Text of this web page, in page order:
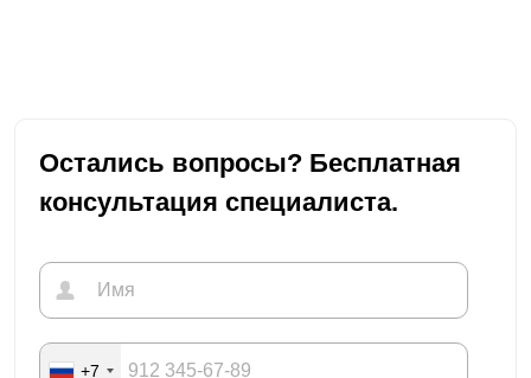
Остались вопросы? Бесплатная
консультация специалиста.
+7